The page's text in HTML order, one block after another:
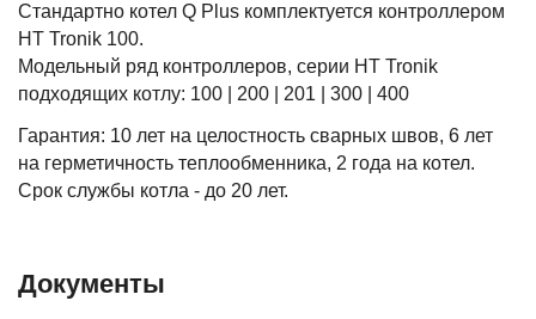
Стандартно котел Q Plus комплектуется контроллером
HT Tronik 100.
Модельный ряд контроллеров, серии HT Tronik
подходящих котлу: 100 | 200 | 201 | 300 | 400
Гарантия: 10 лет на целостность сварных швов, 6 лет
на герметичность теплообменника, 2 года на котел.
Срок службы котла - до 20 лет.
Документы